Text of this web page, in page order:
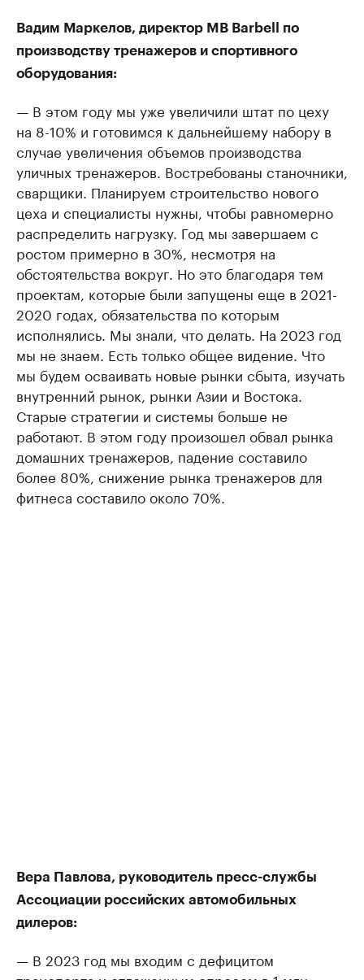
Вадим Маркелов, директор MB Barbell по
производству тренажеров и спортивного
оборудования:
— В этом году мы уже увеличили штат по цеху
на 8-10% и готовимся к дальнейшему набору в
случае увеличения объемов производства
уличных тренажеров. Востребованы станочники,
сварщики. Планируем строительство нового
цеха и специалисты нужны, чтобы равномерно
распределить нагрузку. Год мы завершаем с
ростом примерно в 30%, несмотря на
обстоятельства вокруг. Но это благодаря тем
проектам, которые были запущены еще в 2021-
2020 годах, обязательства по которым
исполнялись. Мы знали, что делать. На 2023 год
мы не знаем. Есть только общее видение. Что
мы будем осваивать новые рынки сбыта, изучать
внутренний рынок, рынки Азии и Востока.
Старые стратегии и системы больше не
работают. В этом году произошел обвал рынка
домашних тренажеров, падение составило
более 80%, снижение рынка тренажеров для
фитнеса составило около 70%.
Вера Павлова, руководитель пресс-службы
Ассоциации российских автомобильных
дилеров:
— В 2023 год мы входим с дефицитом